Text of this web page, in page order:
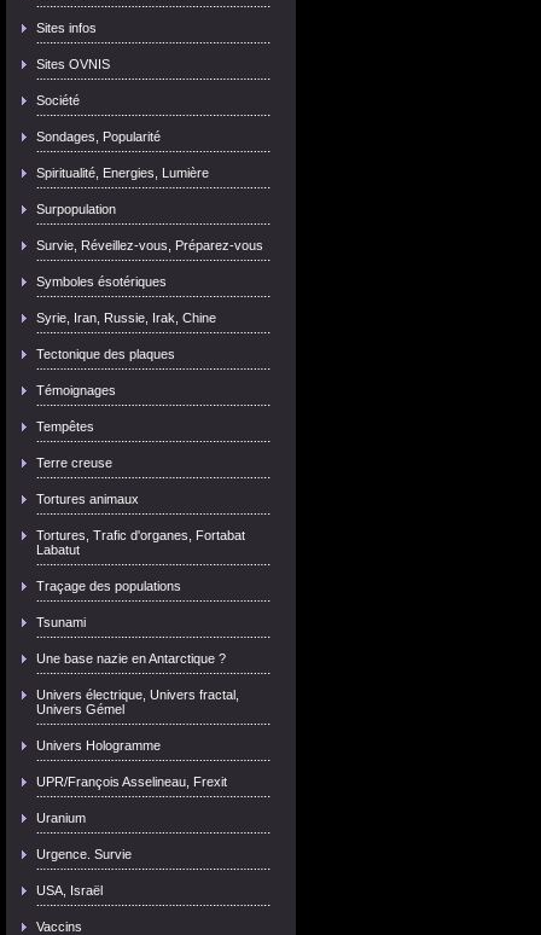
Sites infos
Sites OVNIS
Société
Sondages, Popularité
Spiritualité, Energies, Lumière
Surpopulation
Survie, Réveillez-vous, Préparez-vous
Symboles ésotériques
Syrie, Iran, Russie, Irak, Chine
Tectonique des plaques
Témoignages
Tempêtes
Terre creuse
Tortures animaux
Tortures, Trafic d'organes, Fortabat
Labatut
Traçage des populations
Tsunami
Une base nazie en Antarctique ?
Univers électrique, Univers fractal,
Univers Gémel
Univers Hologramme
UPR/François Asselineau, Frexit
Uranium
Urgence. Survie
USA, Israël
Vaccins